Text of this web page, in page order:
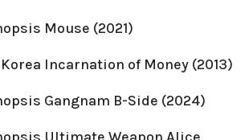
Mouse (2021)
Incarnation of Money (2013)
Gangnam B-Side (2024)